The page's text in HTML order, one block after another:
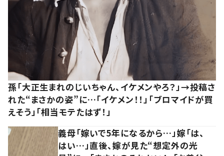
孫「大正生まれのじいちゃん、イケメンやろ？」→投稿さ
れた“まさかの姿”に…「イケメン！！」「ブロマイドが買
えそう」「相当モテたはず！」
義母「嫁いで5年になるから…」嫁「は、
はい…」直後、嫁が見た“想定外の光